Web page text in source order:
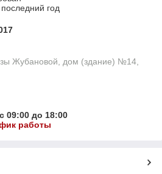
год
Жубановой, дом (здание) №14,
09:00 до 18:00
работы